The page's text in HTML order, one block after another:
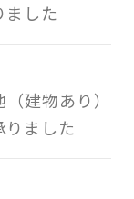
ました
建物あり）
ました